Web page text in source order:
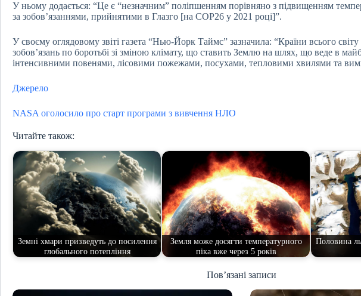
У ньому додається: “Це є “незначним” поліпшенням порівняно з підвищенням
за зобов’язаннями, прийнятими в Глазго [на COP26 у 2021 році]”.
У своєму оглядовому звіті газета “Нью-Йорк Таймс” зазначила: “Країни всього
зобов’язань по боротьбі зі зміною клімату, що ставить Землю на шлях, що веде в
інтенсивними повенями, лісовими пожежами, посухами, тепловими хвилями та
Джерело
NASA оголосило про старт програми з вивчення НЛО
Читайте також:
Земні хмари призведуть до посилення
глобального потепління
Земля може досягти температурного
піка вже через 5 років
Половина
Пов’язані записи